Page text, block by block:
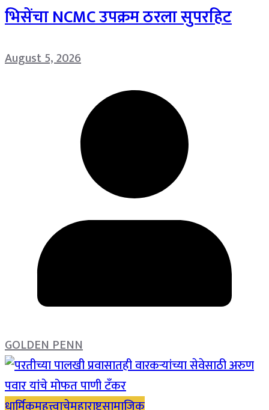
भिसेंचा NCMC उपक्रम ठरला सुपरहिट
August 5, 2026
GOLDEN PENN